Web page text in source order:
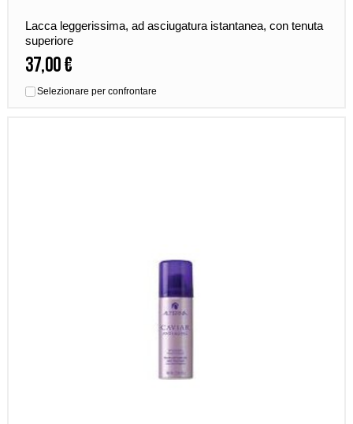
Lacca leggerissima, ad asciugatura istantanea, con tenuta
superiore
37,00 €
Selezionare per confrontare